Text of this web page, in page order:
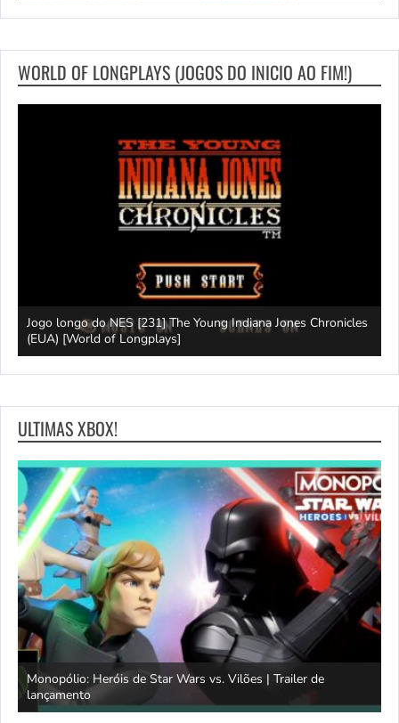
WORLD OF LONGPLAYS (JOGOS DO INICIO AO FIM!)
Jogo longo do NES [231] The Young Indiana Jones Chronicles
(EUA) [World of Longplays]
ULTIMAS XBOX!
Monopólio: Heróis de Star Wars vs. Vilões | Trailer de
lançamento